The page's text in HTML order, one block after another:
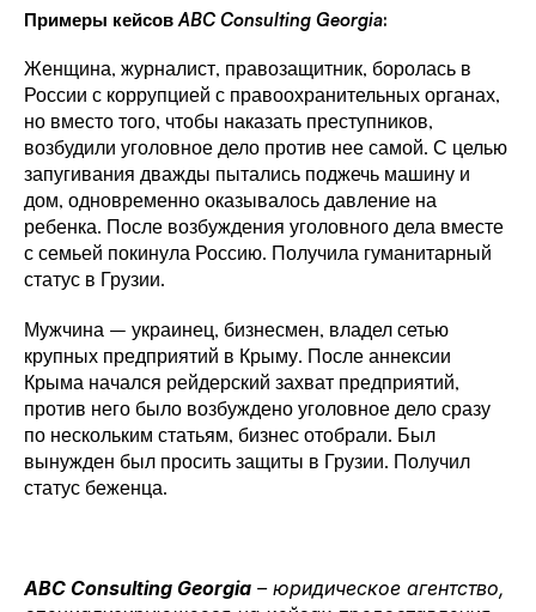
Примеры кейсов ABC Consulting Georgia:
Женщина, журналист, правозащитник, боролась в
России с коррупцией с правоохранительных органах,
но вместо того, чтобы наказать преступников,
возбудили уголовное дело против нее самой. С целью
запугивания дважды пытались поджечь машину и
дом, одновременно оказывалось давление на
ребенка. После возбуждения уголовного дела вместе
с семьей покинула Россию. Получила гуманитарный
статус в Грузии.
Мужчина – украинец, бизнесмен, владел сетью
крупных предприятий в Крыму. После аннексии
Крыма начался рейдерский захват предприятий,
против него было возбуждено уголовное дело сразу
по нескольким статьям, бизнес отобрали. Был
вынужден был просить защиты в Грузии. Получил
статус беженца.
ABC Consulting Georgia – юридическое агентство,